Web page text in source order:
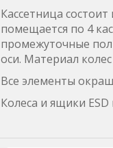
Кассетница
помещается по 4
промежуточные
оси. Материал
Все элементы
Колеса и ящики